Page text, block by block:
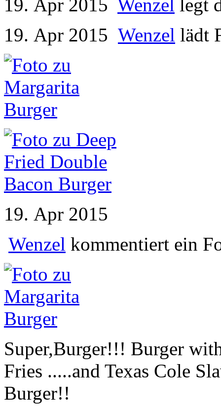
19. Apr 2015 Wenzel legt
19. Apr 2015 Wenzel lädt
19. Apr 2015
Wenzel kommentiert ein
Super,Burger!!! Burger
Fries .....and Texas Cole
Burger!!